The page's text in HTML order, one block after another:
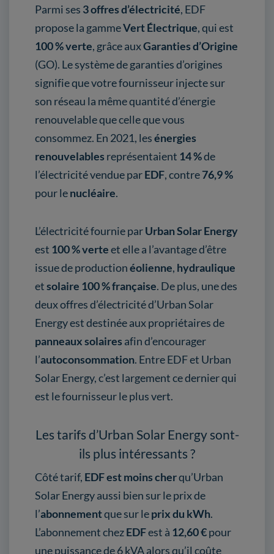
Parmi ses 3 offres d’électricité, EDF
propose la gammeVert Électrique, qui est
100 % verte, grâce auxGaranties d’Origine
(GO). Le système de garanties d’origines
signifie que votre fournisseur injecte sur
son réseau la même quantité d’énergie
renouvelable que celle que vous
consommez. En 2021, lesénergies
renouvelables représentaient 14 %de
l’électricité vendue parEDF, contre76,9 %
pour lenucléaire.
L’électricité fournie parUrban Solar Energy
est 100 % verteet elle a l’avantage d’être
issue de productionéolienne, hydraulique
etsolaire 100 % française. De plus, une des
deux offres d’électricité d’Urban Solar
Energy est destinée aux propriétaires de
panneaux solaires afin d’encourager
l’autoconsommation. Entre EDF et Urban
Solar Energy, c’est largement ce dernier qui
est le fournisseur le plus vert.
Les tarifs d’Urban Solar Energy sont-
ils plus intéressants ?
Côté tarif, EDFest moins cherqu’Urban
Solar Energy aussi bien sur le prix de
l’abonnementque sur leprix du kWh.
L’abonnement chezEDFest à 12,60 €pour
une puissance de 6 kVA alors qu’il coûte